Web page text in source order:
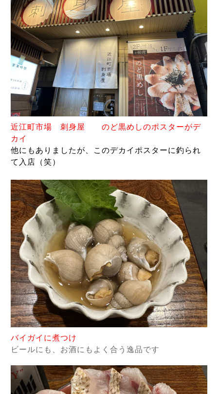
近江町市場 刺身屋 のど黒めしのポスターがデ
カイ
他にもありましたが、このデカイポスターに釣られ
て入店（笑）
バイガイに煮つけ
ビールにも、お酒にもよく合う逸品です